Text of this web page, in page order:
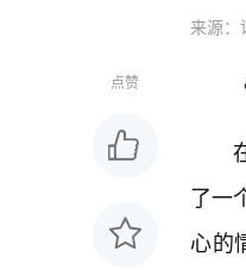
来源：
点赞
了一
心的